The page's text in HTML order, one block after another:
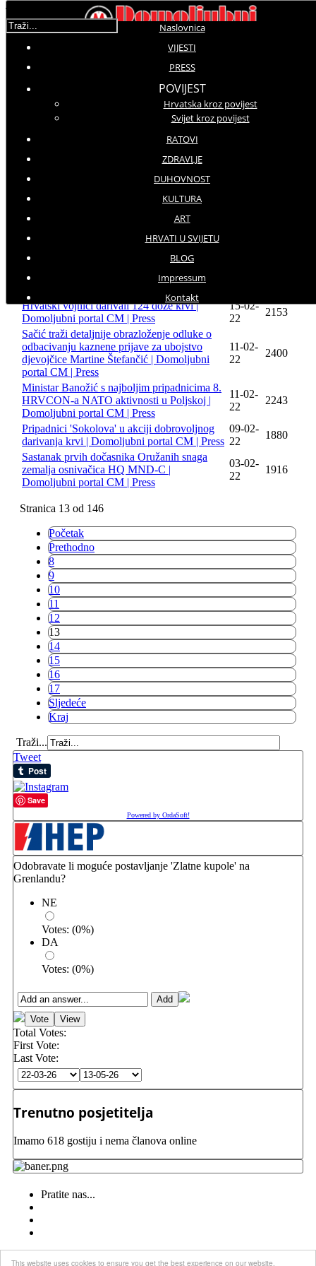
This website uses cookies to ensure you get the best experience on our website.
Naslovnica
VIJESTI
PRESS
POVIJEST
Hrvatska kroz povijest
Svijet kroz povijest
RATOVI
ZDRAVLJE
DUHOVNOST
KULTURA
ART
HRVATI U SVIJETU
BLOG
Impressum
Kontakt
Traži...
DPCM
Prikaz #
Datum
HRZ-a
Tuđman' u Zagrebu i Splitu
MORH raspisao natječaje za prijam u
Svečano otvorenje Žičare Sljeme u srijedu, za
građane od četvrtka | Domoljubni portal CM |
Hrvatski vojnici darivali 124 doze krvi |
Domoljubni portal CM | Press
15-02-
22
2153
Sačić traži detaljnije obrazloženje odluke o
odbacivanju kaznene prijave za ubojstvo
djevojčice Martine Štefančić | Domoljubni
portal CM | Press
11-02-
22
2400
Ministar Banožić s najboljim pripadnicima 8.
HRVCON-a NATO aktivnosti u Poljskoj |
Domoljubni portal CM | Press
11-02-
22
2243
Pripadnici 'Sokolova' u akciji dobrovoljnog
darivanja krvi | Domoljubni portal CM | Press
09-02-
22
1880
Sastanak prvih dočasnika Oružanih snaga
zemalja osnivačica HQ MND-C |
Domoljubni portal CM | Press
03-02-
22
1916
Stranica 13 od 146
Početak
Prethodno
8
9
10
11
12
13
14
15
16
17
Sljedeće
Kraj
Traži...
Tweet
Save
Powered by OrdaSoft!
Odobravate li moguće postavljanje 'Zlatne kupole' na
Grenlandu?
NE
Votes: (0%)
DA
Votes: (0%)
Total Votes:
First Vote:
Last Vote:
Trenutno posjetitelja
Imamo 618 gostiju i nema članova online
Pratite nas...